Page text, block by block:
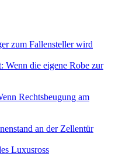
zum Fallensteller wird
Wenn die eigene Robe zur
Rechtsbeugung am
an der Zellentür
Luxusross